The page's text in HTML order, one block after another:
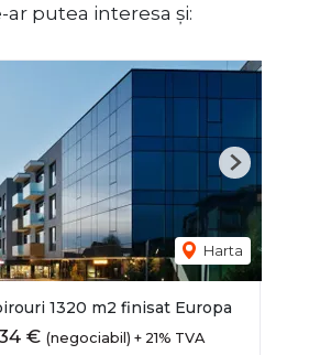
ar putea interesa și:
Harta
Next
1320 m2 finisat Europa
€ (negociabil) + 21% TVA